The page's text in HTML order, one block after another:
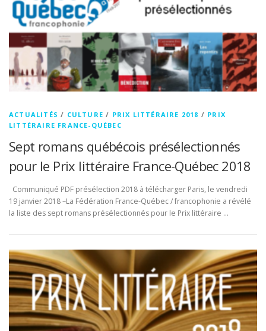
ACTUALITÉS / CULTURE / PRIX LITTÉRAIRE 2018 / PRIX
LITTÉRAIRE FRANCE-QUÉBEC
Sept romans québécois présélectionnés
pour le Prix littéraire France-Québec 2018
Communiqué PDF présélection 2018 à télécharger Paris, le vendredi
19 janvier 2018 –La Fédération France-Québec / francophonie a révélé
la liste des sept romans présélectionnés pour le Prix littéraire …